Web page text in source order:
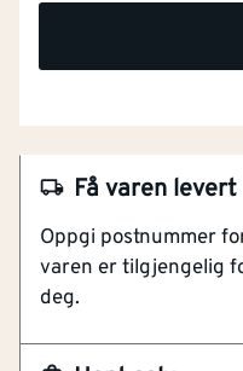
Få varen levert
Oppgi postnummer
varen er tilgjengelig
deg.
belegningsklar etter
Gangbar etter 45
Hey'di Express/
benyttes både inne og
BREEAM-NOR-